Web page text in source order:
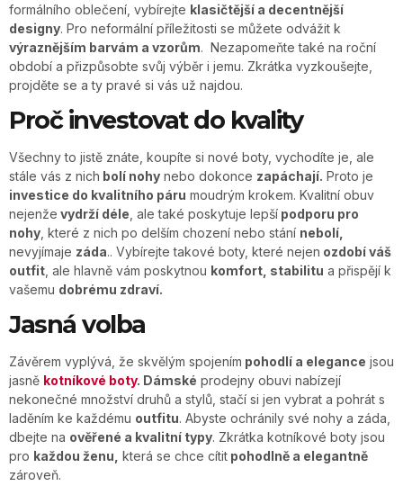
formálního oblečení, vybírejte klasičtější a decentnější
designy. Pro neformální příležitosti se můžete odvážit k
výraznějším barvám a vzorům. Nezapomeňte také na roční
období a přizpůsobte svůj výběr i jemu. Zkrátka vyzkoušejte,
projděte se a ty pravé si vás už najdou.
Proč investovat do kvality
Všechny to jistě znáte, koupíte si nové boty, vychodíte je, ale
stále vás z nich bolí nohy nebo dokonce zapáchají. Proto je
investice do kvalitního páru moudrým krokem. Kvalitní obuv
nejenže vydrží déle , ale také poskytuje lepší podporu pro
nohy , které z nich po delším chození nebo stání nebolí,
nevyjímaje záda.. Vybírejte takové boty, které nejen ozdobí váš
outfit , ale hlavně vám poskytnou komfort, stabilitu a přispějí k
vašemu dobrému zdraví.
Jasná volba
Závěrem vyplývá, že skvělým spojením pohodlí a elegance jsou
jasně kotníkové boty. Dámské prodejny obuvi nabízejí
nekonečné množství druhů a stylů, stačí si jen vybrat a pohrát s
laděním ke každému outfitu. Abyste ochránily své nohy a záda,
dbejte na ověřené a kvalitní typy. Zkrátka kotníkové boty jsou
pro každou ženu, která se chce cítit pohodlně a elegantně
zároveň.